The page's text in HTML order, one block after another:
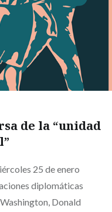
de la “unidad
25 de enero
diplomáticas
Donald